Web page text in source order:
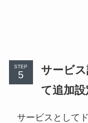
STEP
サービ
て追加設
サービスとして